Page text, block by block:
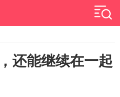
还能继续在一起